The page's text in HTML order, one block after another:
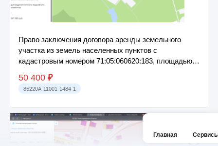
Главная
Право заключения договора аренды земельного
участка из земель населенных пунктов с
кадастровым номером 71:05:060620:183, площадью 1
50 400 ₽
85220A-11001-1484-1